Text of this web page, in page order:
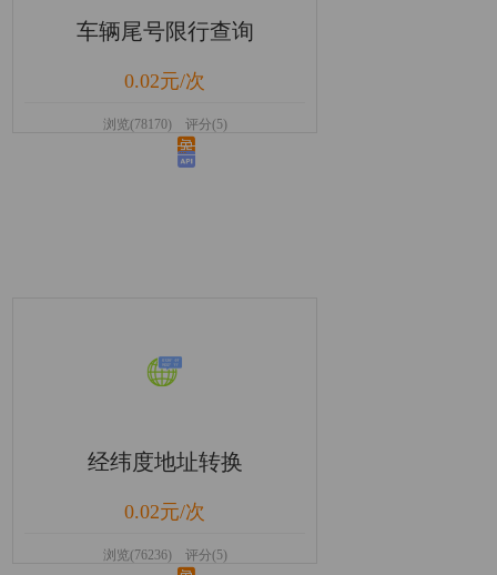
车辆尾号限行查询
0.02元/次
浏览(78170) 评分(5)
经纬度地址转换
0.02元/次
浏览(76236) 评分(5)